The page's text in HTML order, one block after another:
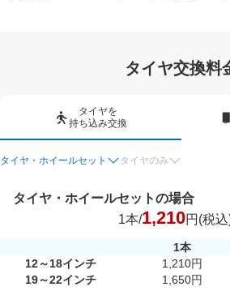
タイヤ交換料
タイヤを
持ち込み交換
タイヤ・ホイールセット タイヤのみ
タイヤ・ホイールセットの場合
1本/1,210円(税込
1本
12～18インチ
1,210円
19～22インチ
1,650円